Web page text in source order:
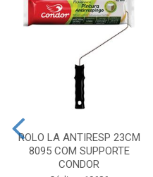
ROLO LA ANTIRESP 23CM
8095 COM SUPPORTE
CONDOR